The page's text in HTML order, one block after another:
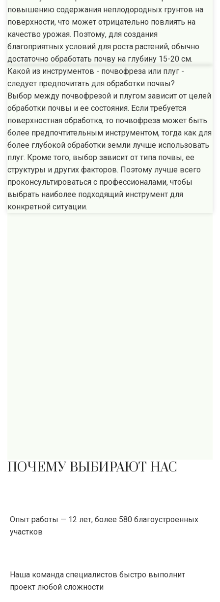
повышению содержания неплодородных грунтов на
поверхности, что может отрицательно повлиять на
качество урожая. Поэтому, для создания
благоприятных условий для роста растений, обычно
достаточно обработать почву на глубину 15-20 см.
Какой из инструментов - почвофреза или плуг -
следует предпочитать для обработки почвы?
Выбор между почвофрезой и плугом зависит от целей
обработки почвы и ее состояния. Если требуется
поверхностная обработка, то почвофреза может быть
более предпочтительным инструментом, тогда как для
более глубокой обработки земли лучше использовать
плуг. Кроме того, выбор зависит от типа почвы, ее
структуры и других факторов. Поэтому лучше всего
проконсультироваться с профессионалами, чтобы
выбрать наиболее подходящий инструмент для
конкретной ситуации.
ПОЧЕМУ ВЫБИРАЮТ НАС
Опыт работы — 12 лет, более 580 благоустроенных
участков
Наша команда специалистов быстро выполнит
проект любой сложности